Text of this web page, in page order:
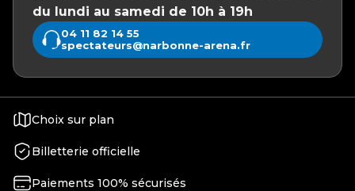
du lundi au samedi de 10h à 19h
04 11 82 14 55
spectateurs@narbonne-arena.fr
Choix sur plan
Billetterie officielle
Paiements 100% sécurisés